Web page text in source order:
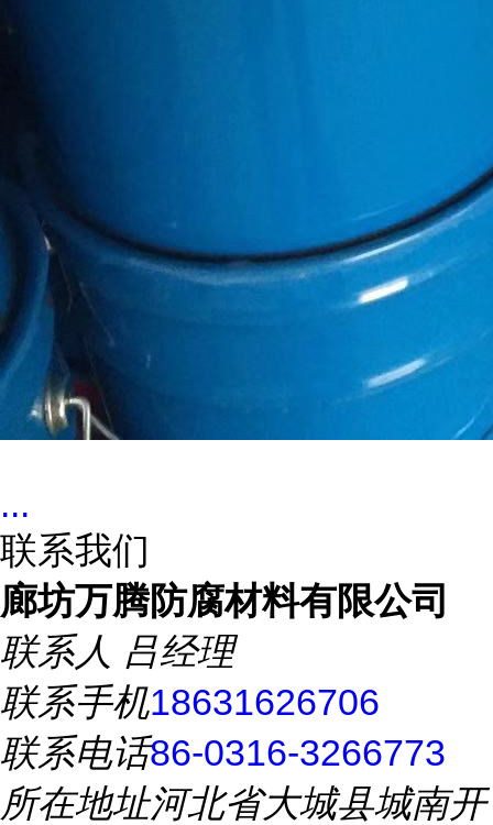
...
联系我们
廊坊万腾防腐材料有限公司
联系人 吕经理
联系手机18631626706
联系电话86-0316-3266773
所在地址河北省大城县城南开